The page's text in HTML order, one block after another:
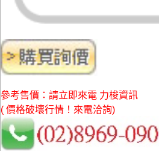
參考售價：請立即來電 力梭資訊
( 價格破壞行情！來電洽詢)